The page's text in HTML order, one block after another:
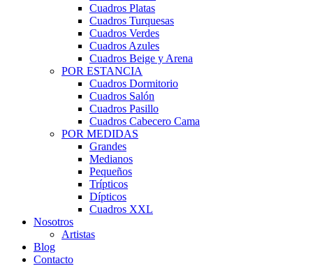
Cuadros Platas
Cuadros Turquesas
Cuadros Verdes
Cuadros Azules
Cuadros Beige y Arena
POR ESTANCIA
Cuadros Dormitorio
Cuadros Salón
Cuadros Pasillo
Cuadros Cabecero Cama
POR MEDIDAS
Grandes
Medianos
Pequeños
Trípticos
Dípticos
Cuadros XXL
Nosotros
Artistas
Blog
Contacto